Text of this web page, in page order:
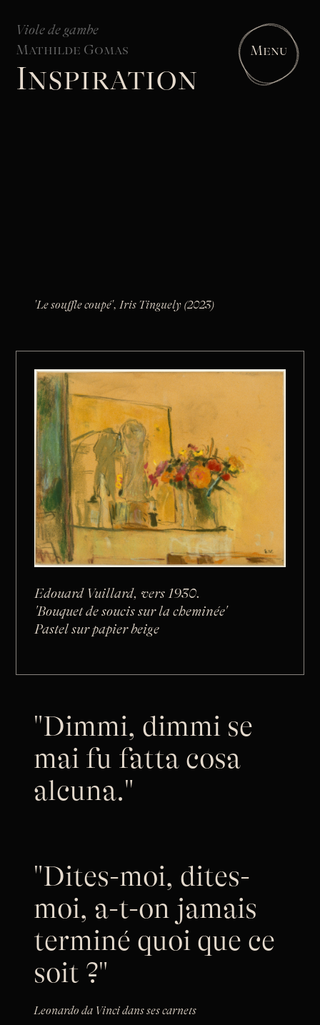
Viole de gambe
Mathilde Gomas
Menu
Inspiration
'Le souffle coupé', Iris Tinguely (2023)
Edouard Vuillard, vers 1930.
'Bouquet de soucis sur la cheminée'
Pastel sur papier beige
"Dimmi, dimmi se
mai fu fatta cosa
alcuna."
"Dites-moi, dites-
moi, a-t-on jamais
terminé quoi que ce
soit ?"
Leonardo da Vinci dans ses carnets